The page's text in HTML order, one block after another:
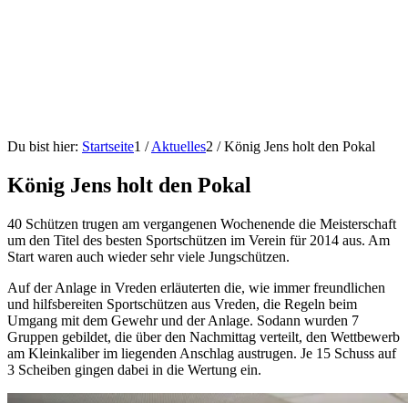
Du bist hier: Startseite1 / Aktuelles2 / König Jens holt den Pokal
König Jens holt den Pokal
40 Schützen trugen am vergangenen Wochenende die Meisterschaft
um den Titel des besten Sportschützen im Verein für 2014 aus. Am
Start waren auch wieder sehr viele Jungschützen.
Auf der Anlage in Vreden erläuterten die, wie immer freundlichen
und hilfsbereiten Sportschützen aus Vreden, die Regeln beim
Umgang mit dem Gewehr und der Anlage. Sodann wurden 7
Gruppen gebildet, die über den Nachmittag verteilt, den Wettbewerb
am Kleinkaliber im liegenden Anschlag austrugen. Je 15 Schuss auf
3 Scheiben gingen dabei in die Wertung ein.